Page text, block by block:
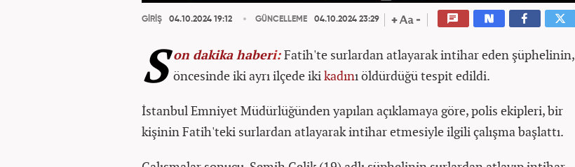
GİRİŞ 04.10.2024 19:12 GÜNCELLEME 04.10.2024 23:29
S on dakika haberi:Fatih'te surlardan atlayarak intihar eden şüphelinin,
öncesinde iki ayrı ilçede ikikadını öldürdüğü tespit edildi.
İstanbul Emniyet Müdürlüğünden yapılan açıklamaya göre, polis ekipleri, bir
kişinin Fatih'teki surlardan atlayarak intihar etmesiyle ilgili çalışma başlattı.